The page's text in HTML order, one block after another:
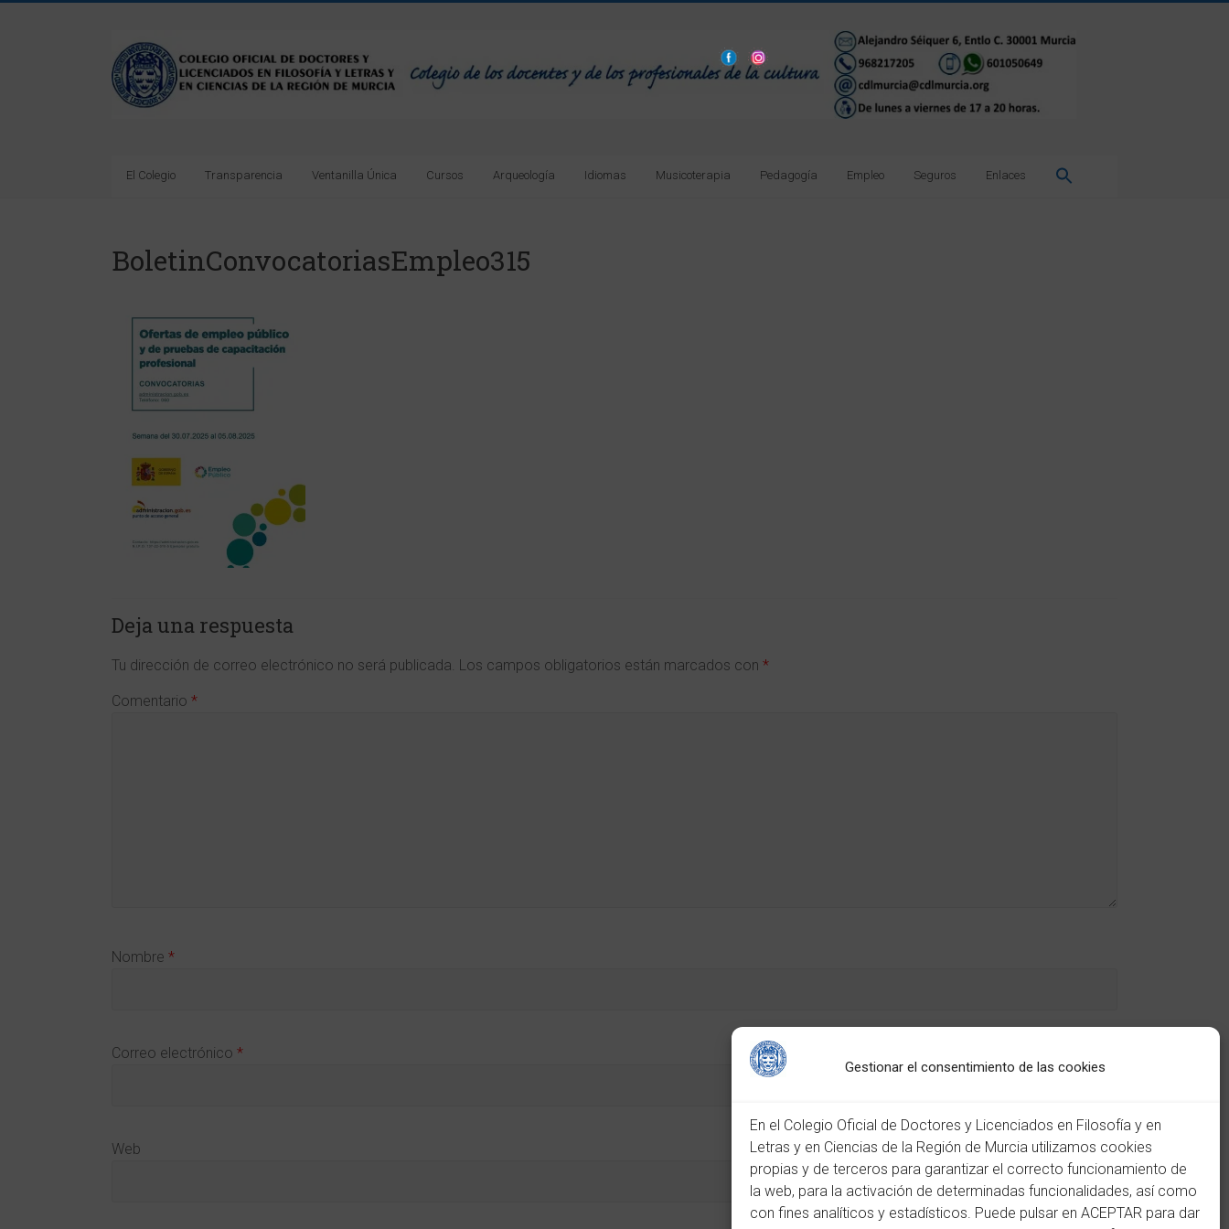
Gestionar el consentimiento de las cookies
En el Colegio Oficial de Doctores y Licenciados en Filosofía y en
Letras y en Ciencias de la Región de Murcia utilizamos cookies
propias y de terceros para garantizar el correcto funcionamiento de
la web, para la activación de determinadas funcionalidades, así como
con fines analíticos y estadísticos. Puede pulsar en ACEPTAR para dar
Colegio
Oficial
Doctores
en
Letras
en
Ciencias
de
la
de
Murcia
www.cdlmurcia.es
El Colegio Transparencia Ventanilla Única Cursos Arqueología Idiomas Musicoterapia Pedagogía Empleo Seguros Enlaces
BoletinConvocatoriasEmpleo315
Deja una respuesta
Tu dirección de correo electrónico no será publicada. Los campos obligatorios están marcados con *
Comentario *
Nombre *
Correo electrónico *
Web